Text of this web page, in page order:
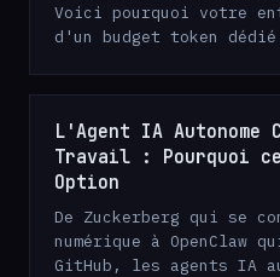
Voici pourquoi votre
d'un budget token dédié
L'Agent IA Autonome
Travail : Pourquoi
Option
De Zuckerberg qui se
numérique à OpenClaw
GitHub, les agents IA